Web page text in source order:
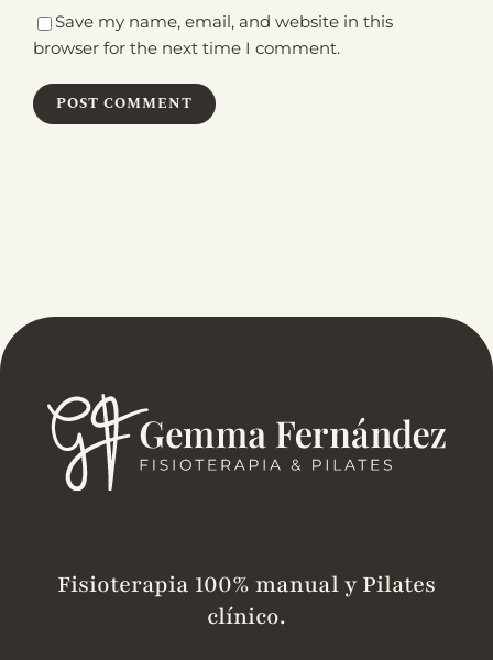
Save my name, email, and website in this
browser for the next time I comment.
Fisioterapia 100% manual y Pilates
clínico.